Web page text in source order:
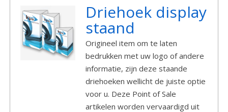
Driehoek display
staand
Origineel item om te laten
bedrukken met uw logo of andere
informatie, zijn deze staande
driehoeken wellicht de juiste optie
voor u. Deze Point of Sale
artikelen worden vervaardigd uit